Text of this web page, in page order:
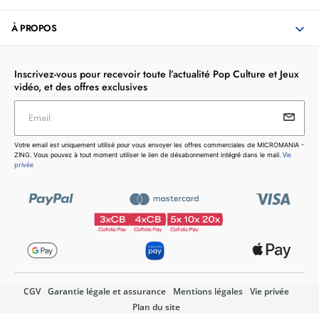
À PROPOS
Inscrivez-vous pour recevoir toute l’actualité Pop Culture et Jeux
vidéo, et des offres exclusives
Votre email est uniquement utilisé pour vous envoyer les
offres commerciales de MICROMANIA - ZING. Vous pouvez
à tout moment utiliser le lien de désabonnement intégré dans
Email
Votre email est uniquement utilisé pour vous envoyer les offres commerciales de MICROMANIA -
ZING. Vous pouvez à tout moment utiliser le lien de désabonnement intégré dans le mail. Vie
privée
CGV Garantie légale et assurance Mentions légales
Vie privée
Plan du site